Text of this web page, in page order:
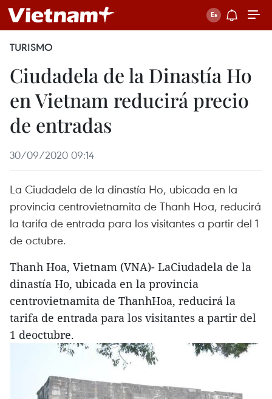
TURISMO
Ciudadela de la Dinastía Ho
en Vietnam reducirá precio
de entradas
30/09/2020 09:14
La Ciudadela de la dinastía Ho, ubicada en la
provincia centrovietnamita de Thanh Hoa, reducirá
la tarifa de entrada para los visitantes a partir del 1
de octubre.
Thanh Hoa, Vietnam (VNA)- LaCiudadela de la
dinastía Ho, ubicada en la provincia
centrovietnamita de ThanhHoa, reducirá la
tarifa de entrada para los visitantes a partir del
1 deoctubre.